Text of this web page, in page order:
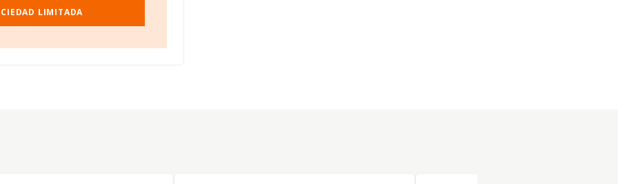
LIMITADA